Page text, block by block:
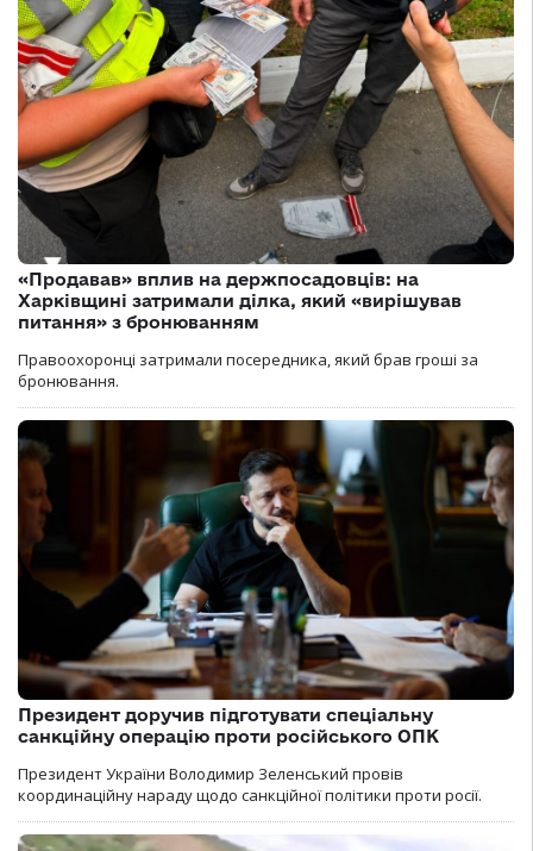
«Продавав» вплив на держпосадовців: на
Харківщині затримали ділка, який «вирішував
питання» з бронюванням
Правоохоронці затримали посередника, який брав гроші за
бронювання.
Президент доручив підготувати спеціальну
санкційну операцію проти російського ОПК
Президент України Володимир Зеленський провів
координаційну нараду щодо санкційної політики проти росії.